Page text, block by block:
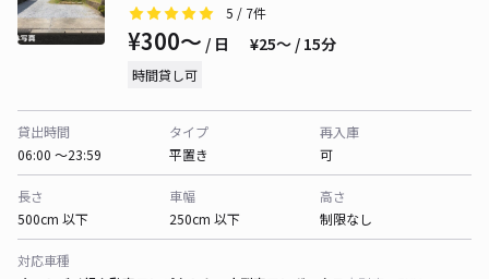
5 / 7件
¥300〜 / 日 ¥25〜 / 15分
時間貸し可
貸出時間
06:00 〜23:59
タイプ
平置き
再入庫
可
長さ
500cm 以下
車幅
250cm 以下
高さ
制限なし
対応車種